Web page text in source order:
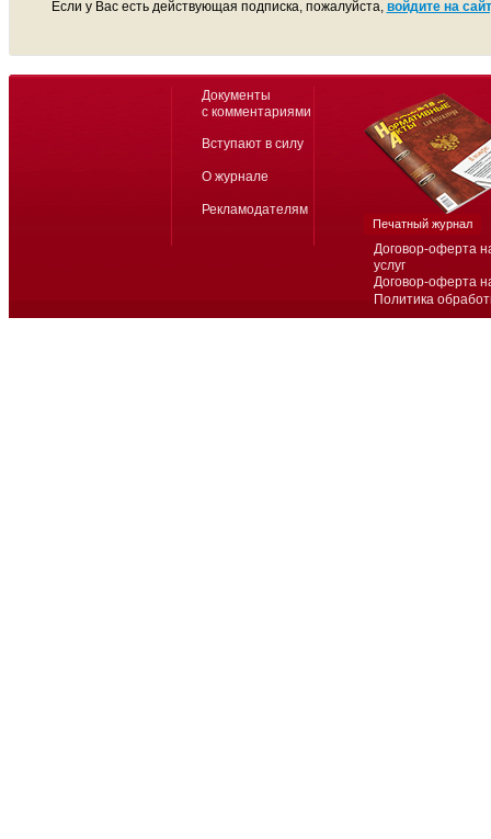
Если у Вас есть действующая подписка, пожалуйста, войдите на
Договор-оферта
услуг
Договор-оферта
Политика
Документы
с комментариями
Вступают в силу
О журнале
Рекламодателям
Печатный журнал